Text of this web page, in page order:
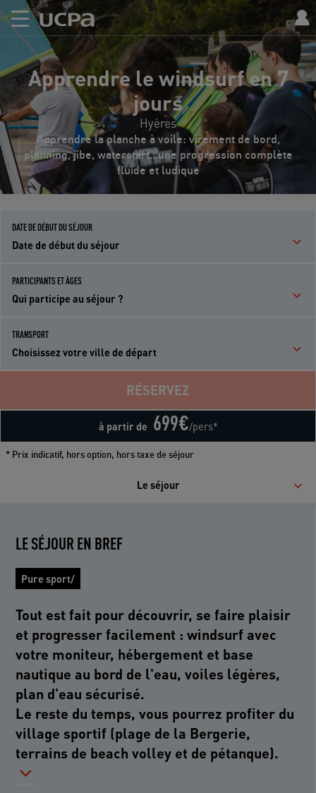
Apprendre le windsurf en 7
jours
Hyères
Apprendre la planche à voile: virement de bord,
planning, jibe, waterstart...une progression complète
fluide et ludique
DATE DE DÉBUT DU SÉJOUR
Date de début du séjour
PARTICIPANTS ET ÂGES
Qui participe au séjour ?
TRANSPORT
Choisissez votre ville de départ
à partir de 699€/pers*
RÉSERVEZ
* Prix indicatif, hors option, hors taxe de séjour
Le séjour
LE SÉJOUR EN BREF
Pure sport/
Tout est fait pour découvrir, se faire plaisir
et progresser facilement : windsurf avec
votre moniteur, hébergement et base
nautique au bord de l'eau, voiles légères,
plan d'eau sécurisé.
Le reste du temps, vous pourrez profiter du
village sportif (plage de la Bergerie,
terrains de beach volley et de pétanque).